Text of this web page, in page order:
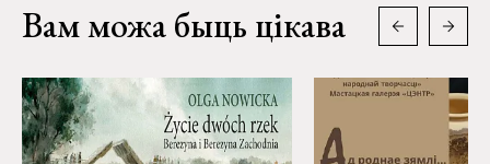
Вам можа быць цікава